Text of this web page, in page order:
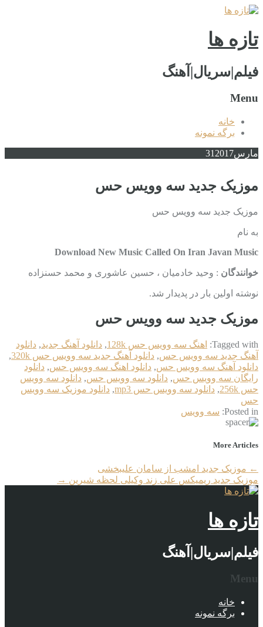
تازه ها
فیلم|سریال|آهنگ
Menu
خانه
برگه نمونه
مارس 31 2017
موزیک جدید سه وویس حس
موزیک جدید سه وویس حس
به نام
Download New Music Called On Iran Javan Music
خوانندگان : وحید خادمیان ، حسین عاشوری و محمد حسنزاده
نوشته اولین بار در پدیدار شد.
موزیک جدید سه وویس حس
Tagged with: اهنگ سه وویس حس 128k , دانلود آهنگ جدید, دانلود
آهنگ جدید سه وویس حس, دانلود آهنگ جدید سه وویس حس 320k
,
دانلود آهنگ سه وویس حس, دانلود اهنگ سه وویس حس, دانلود
رایگان سه وویس حس, دانلود سه وویس حس, دانلود سه وویس
حس 256k
, دانلود سه وویس حس mp3 , دانلود موزیک سه وویس
حس
Posted in: سه وویس
More Articles
← موزیک جدید امشب از سامان علیبخشی
موزیک جدید ریمیکس علی زند وکیلی لحظه شیرین →
تازه ها
فیلم|سریال|آهنگ
Menu
خانه
برگه نمونه